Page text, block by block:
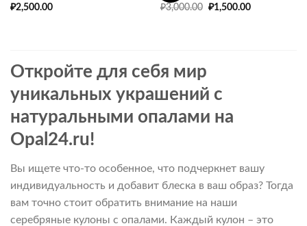
₽2,500.00
₽3,000.00 Original
₽1,500.00Current
Откройте для себя мир
уникальных украшений с
натуральными опалами на
Opal24.ru!
Вы ищете что-то особенное, что подчеркнет вашу
индивидуальность и добавит блеска в ваш образ? Тогда
вам точно стоит обратить внимание на наши
серебряные кулоны с опалами. Каждый кулон – это